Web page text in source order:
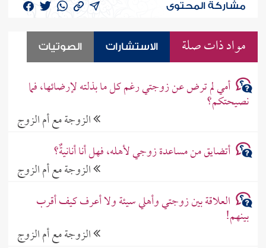
مشاركة المحتوى
مواد ذات صلة الاستشارات الصوتيات
أمي لم ترض عن زوجتي رغم كل ما بذلته لإرضائها، فما
نصيحتكم؟
الزوجة مع أم الزوج
أتضايق من مساعدة زوجي لأهله، فهل أنا أنانيةٌ؟
الزوجة مع أم الزوج
العلاقة بين زوجتي وأهلي سيئة ولا أعرف كيف أقرب
بينهم!
الزوجة مع أم الزوج